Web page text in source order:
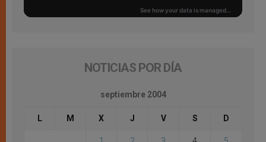
NOTICIAS POR DÍA
septiembre 2004
L M X J V S D